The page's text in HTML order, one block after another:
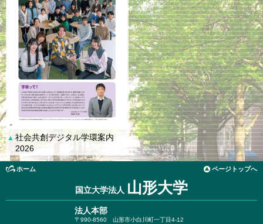
▲ 社会共創デジタル学環案内
2026
ホーム ページトップへ
国立大学法人 山形大学
法人本部
〒990-8560 山形市小白川町一丁目4-12